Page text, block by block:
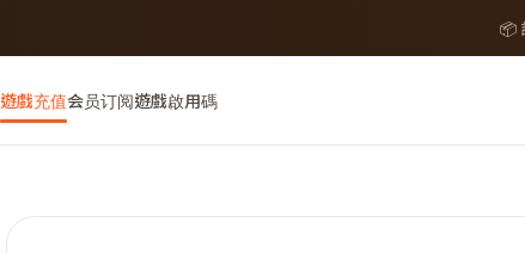
📦
遊戲充值会员订阅遊戲啟用碼